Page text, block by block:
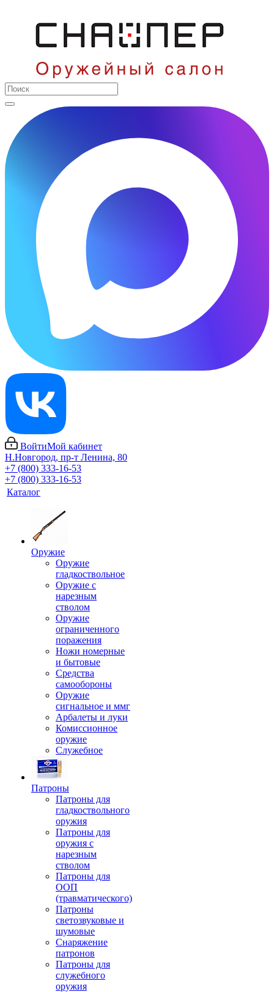
ВойтиМой кабинет
Н.Новгород, пр-т Ленина, 80
+7 (800) 333-16-53
+7 (800) 333-16-53
Каталог
Оружие
Оружие
гладкоствольное
Оружие с
нарезным
стволом
Оружие
ограниченного
поражения
Ножи номерные
и бытовые
Средства
самообороны
Оружие
сигнальное и ммг
Арбалеты и луки
Комиссионное
оружие
Служебное
Патроны
Патроны для
гладкоствольного
оружия
Патроны для
оружия с
нарезным
стволом
Патроны для
ООП
(травматического)
Патроны
светозвуковые и
шумовые
Снаряжение
патронов
Патроны для
служебного
оружия